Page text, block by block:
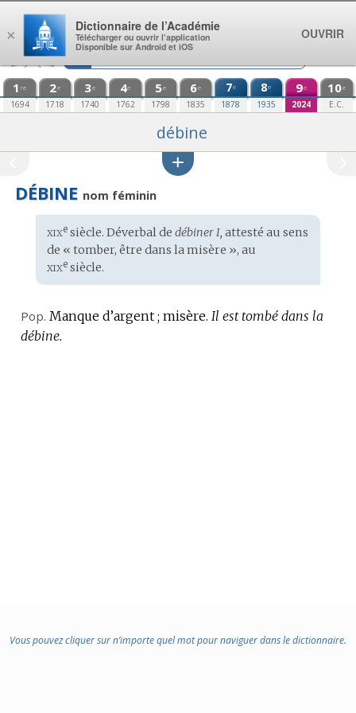
Aller au contenu
1 re
1694
2e
1718
3e
1740
4e
1762
5e
1798
6e
1835
7e
1878
8e
1935
9e
2024
10e
E.C.
débine
DÉBINE nom féminin
Étymologie
:
xixesiècle. Déverbal de débiner I, attesté au sens
de « tomber, être dans la misère », au
xixesiècle.
Pop. Manque d’argent ; misère. Il est tombé dans la
débine.
Vous pouvez cliquer sur n’importe quel mot pour naviguer dans le dictionnaire.
×
Dictionnaire de l’Académie
Télécharger ou ouvrir l’application
Disponible sur Android et iOS
OUVRIR